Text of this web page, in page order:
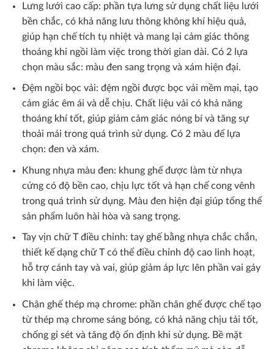
Lưng lưới cao cấp: phần tựa lưng sử dụng chất liệu lưới
bền chắc, có khả năng lưu thông không khí hiệu quả,
giúp hạn chế tích tụ nhiệt và mang lại cảm giác thông
thoáng khi ngồi làm việc trong thời gian dài. Có 2 lựa
chọn màu sắc: màu đen sang trọng và xám hiện đại.
Đệm ngồi bọc vải: đệm ngồi được bọc vải mềm mại, tạo
cảm giác êm ái và dễ chịu. Chất liệu vải có khả năng
thoáng khí tốt, giúp giảm cảm giác nóng bí và tăng sự
thoải mái trong quá trình sử dụng. Có 2 màu để lựa
chọn: đen và xám.
Khung nhựa màu đen: khung ghế được làm từ nhựa
cứng có độ bền cao, chịu lực tốt và hạn chế cong vênh
trong quá trình sử dụng. Màu đen hiện đại giúp tổng thể
sản phẩm luôn hài hòa và sang trọng.
Tay vịn chữ T điều chỉnh: tay ghế bằng nhựa chắc chắn,
thiết kế dạng chữ T có thể điều chỉnh độ cao linh hoạt,
hỗ trợ cánh tay và vai, giúp giảm áp lực lên phần vai gáy
khi làm việc.
Chân ghế thép mạ chrome: phần chân ghế được chế tạo
từ thép mạ chrome sáng bóng, có khả năng chịu tải tốt,
chống gỉ sét và tăng độ ổn định khi sử dụng. Bề mặt